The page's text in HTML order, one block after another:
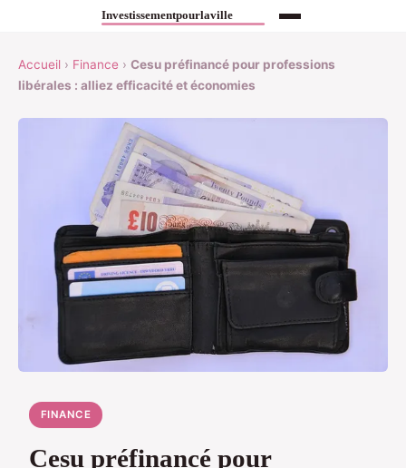
Accueil › Finance › Cesu préfinancé pour professions
libérales : alliez efficacité et économies
FINANCE
Cesu préfinancé pour